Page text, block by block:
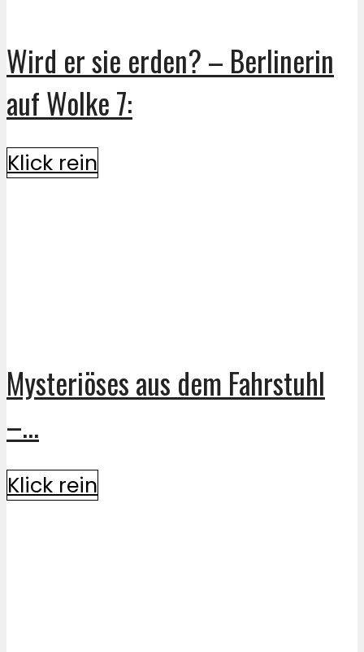
Wird er sie erden? – Berlinerin
auf Wolke 7:
Klick rein
Mysteriöses aus dem Fahrstuhl
–...
Klick rein